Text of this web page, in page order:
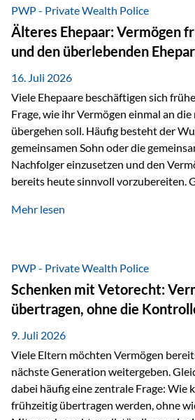
Ausgangssituation Stellen Sie sich
Großeltern haben über viele Jahre
Wunsch ist es, dieses Vermögen nicht
Kindern, sondern langfristig auch den
PWP - Private Wealth Police
Älteres Ehepaar: Vermögen
und den überlebenden
16. Juli 2026
Viele Ehepaare beschäftigen sich
Frage, wie ihr Vermögen einmal an
übergehen soll. Häufig besteht der
gemeinsamen Sohn oder die
Nachfolger einzusetzen und den
bereits heute sinnvoll vorzubereiten.
passiert, wenn einer der beiden
Vermögen verfügen können. Genau für
Ausgangssituation bietet die Private
Vienna-Life eine durchdachte
Ausgangssituation Stellen Sie sich
Ein…
Mehr lesen
PWP - Private Wealth Police
Schenken mit Vetorecht:
übertragen, ohne die
9. Juli 2026
Viele Eltern möchten Vermögen
nächste Generation weitergeben.
dabei häufig eine zentrale Frage: Wie
frühzeitig übertragen werden, ohne